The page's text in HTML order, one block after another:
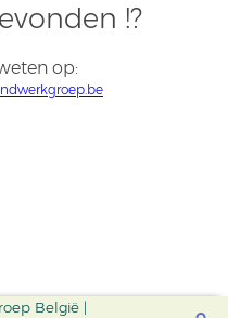
!?
op:
België |